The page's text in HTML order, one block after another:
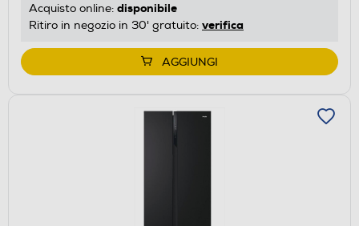
energetico
Youreko.
Acquisto online: disponibile
Ritiro in negozio in 30' gratuito: verifica
AGGIUNGI